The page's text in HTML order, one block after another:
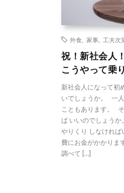
外食 家事 工夫次
祝！新社会人
こうやって乗
新社会人になって初
いでしょうか。 一
こともあります。
ば いいのでしょう
やりくり しなけれ
費にお金がかかりま
調べて […]